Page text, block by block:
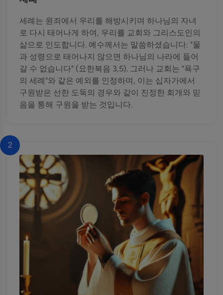
세례는 원죄에서 우리를 해방시키며 하나님의 자녀
로 다시 태어나게 하여, 우리를 교회와 그리스도인의
삶으로 인도합니다. 예수께서는 말씀하셨습니다: "물
과 성령으로 태어나지 않으면 하나님의 나라에 들어
갈 수 없습니다" (요한복음 3,5). 그러나 교회는 "욕구
의 세례"와 같은 예외를 인정하며, 이는 십자가에서
구원받은 선한 도둑의 경우와 같이 진정한 회개와 믿
음을 통해 구원을 받는 것입니다.
2